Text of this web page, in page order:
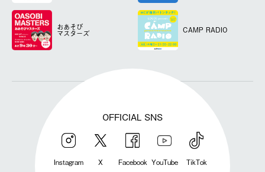
おあそび
マスターズ CAMP RADIO
OFFICIAL SNS
Instagram X Facebook YouTube TikTok